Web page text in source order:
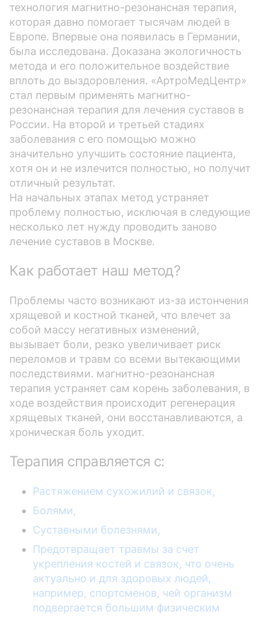
технология магнитно-резонансная терапия,
которая давно помогает тысячам людей в
Европе. Впервые она появилась в Германии,
была исследована. Доказана экологичность
метода и его положительное воздействие
вплоть до выздоровления. «АртроМедЦентр»
стал первым применять магнитно-
резонансная терапия для лечения суставов в
России. На второй и третьей стадиях
заболевания с его помощью можно
значительно улучшить состояние пациента,
хотя он и не излечится полностью, но получит
отличный результат.
На начальных этапах метод устраняет
проблему полностью, исключая в следующие
несколько лет нужду проводить заново
лечение суставов в Москве.
Как работает наш метод?
Проблемы часто возникают из-за истончения
хрящевой и костной тканей, что влечет за
собой массу негативных изменений,
вызывает боли, резко увеличивает риск
переломов и травм со всеми вытекающими
последствиями. магнитно-резонансная
терапия устраняет сам корень заболевания, в
ходе воздействия происходит регенерация
хрящевых тканей, они восстанавливаются, а
хроническая боль уходит.
Терапия справляется с:
Растяжением сухожилий и связок,
Болями,
Суставными болезнями,
Предотвращает травмы за счет
укрепления костей и связок, что очень
актуально и для здоровых людей,
например, спортсменов, чей организм
подвергается большим физическим